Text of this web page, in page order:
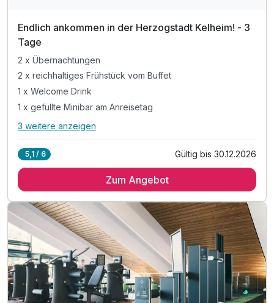
Endlich ankommen in der Herzogstadt Kelheim! - 3
Tage
2 x Übernachtungen
2 x reichhaltiges Frühstück vom Buffet
1 x Welcome Drink
1 x gefüllte Minibar am Anreisetag
Alle Inklusivleistungen
2 x reichhaltiges Frühstück vom Buffet
1 x gefüllte Minibar am Anreisetag
inkl. Nutzung des Fitnessbereiches
inkl. Nutzung des Wellnessbereichs
inkl. Wlan
3 weitere anzeigen
5,1 / 6 Gültig bis 30.12.2026
Zum Angebot